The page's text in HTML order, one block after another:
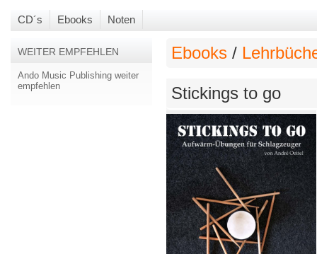
CD´s Ebooks Noten
WEITER EMPFEHLEN
Ando Music Publishing weiter
empfehlen
Ebooks /
Stickings to go